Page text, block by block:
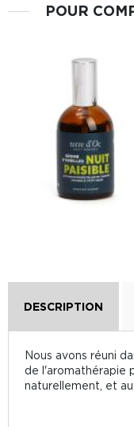
POUR
DESCRIPTION
Nous avons réuni
de l'aromathérapie
naturellement, et au